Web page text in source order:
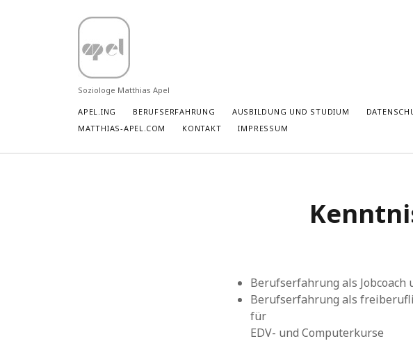
Matthias
Apel
Soziologe Matthias Apel
APEL.ING BERUFSERFAHRUNG AUSBILDUNG UND STUDIUM
MATTHIAS-APEL.COM
KONTAKT IMPRESSUM
Berufserfahrung als Jobcoach
Berufserfahrung als
für
EDV- und Computerkurse